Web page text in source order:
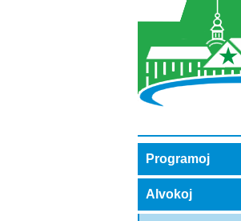
Programoj
Alvokoj